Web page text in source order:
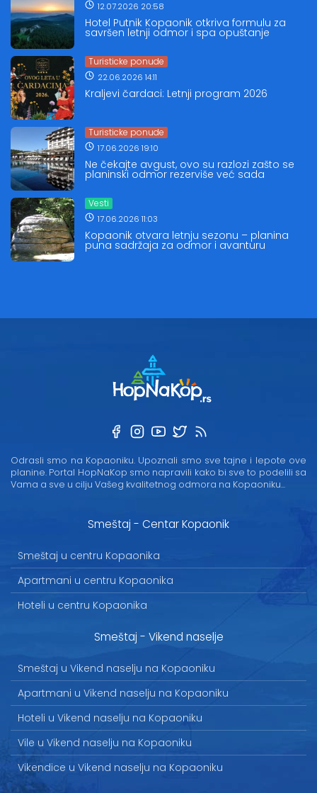
12.07.2026 20:58
Hotel Putnik Kopaonik otkriva formulu za
savršen letnji odmor i spa opuštanje
Turisticke ponude
22.06.2026 14:11
Kraljevi čardaci: Letnji program 2026
Turisticke ponude
17.06.2026 19:10
Ne čekajte avgust, ovo su razlozi zašto se
planinski odmor rezerviše već sada
Vesti
17.06.2026 11:03
Kopaonik otvara letnju sezonu – planina
puna sadržaja za odmor i avanturu
Odrasli smo na Kopaoniku. Upoznali smo sve tajne i lepote ove
planine. Portal HopNaKop smo napravili kako bi sve to podelili sa
Vama a sve u cilju Vašeg kvalitetnog odmora na Kopaoniku...
Smeštaj - Centar Kopaonik
Smeštaj u centru Kopaonika
Apartmani u centru Kopaonika
Hoteli u centru Kopaonika
Smeštaj - Vikend naselje
Smeštaj u Vikend naselju na Kopaoniku
Apartmani u Vikend naselju na Kopaoniku
Hoteli u Vikend naselju na Kopaoniku
Vile u Vikend naselju na Kopaoniku
Vikendice u Vikend naselju na Kopaoniku